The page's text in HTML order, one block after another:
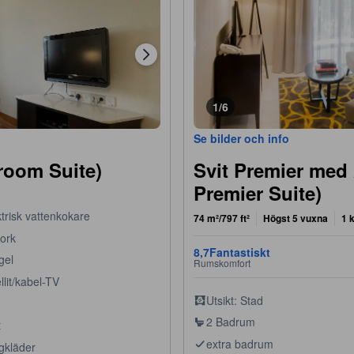
Suite)
vattenkokare
kabel-TV
1/6
Se bilder och info
Svit Premier
Premier Suite)
74 m²/797 ft² Högst 5 vuxna 1
8,7Fantastiskt
Rumskomfort
Utsikt: Stad
2 Badrum
extra badrum